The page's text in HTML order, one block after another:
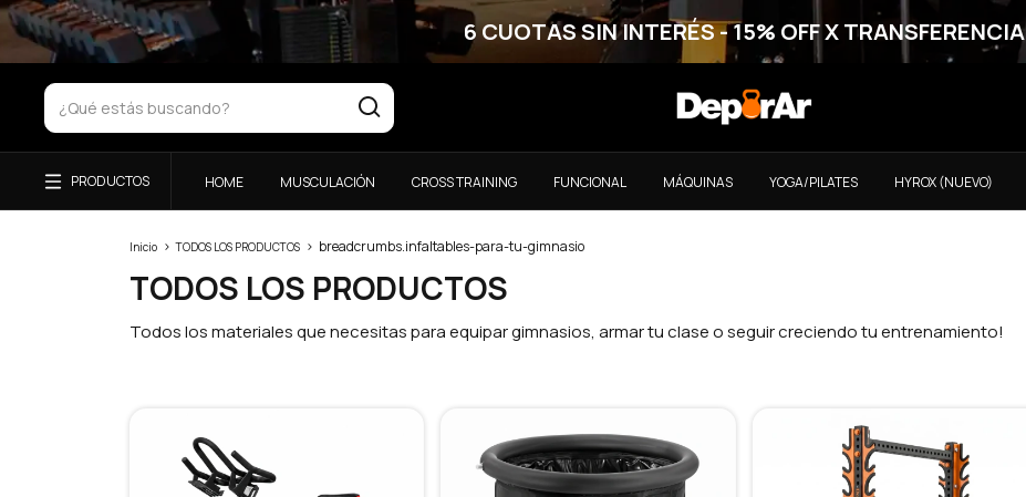
6 CUOTAS SIN INTERÉS - 15% OFF X TRANSFERENCIA
HOME MUSCULACIÓN CROSS TRAINING FUNCIONAL MÁQUINAS YOGA/PILATES HYROX (NUEVO)
Inicio > TODOS LOS PRODUCTOS > breadcrumbs.infaltables-para-tu-gimnasio
TODOS LOS PRODUCTOS
Todos los materiales que necesitas para equipar gimnasios, armar tu clase o seguir creciendo tu entrenamiento!